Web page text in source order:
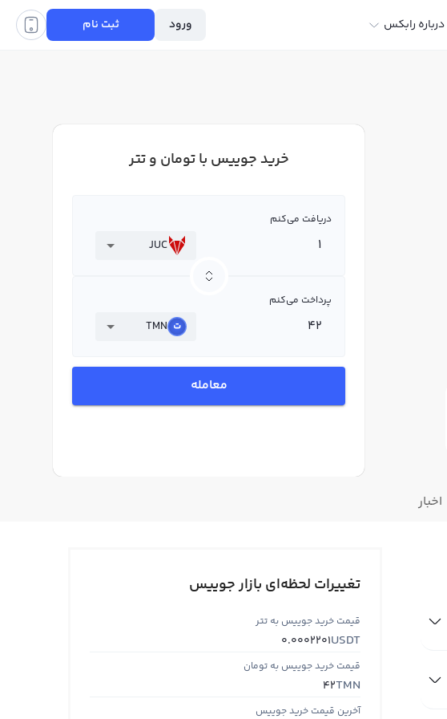
درباره رابکس ورود ثبت نام
خرید جوییس با تومان و تتر
دریافت می‌کنم
JUC
پرداخت می‌کنم
TMN
معامله
اخبار
تغییرات لحظه‌ای بازار جوییس
قیمت خرید جوییس به تتر
USDT
0.0002201
قیمت خرید جوییس به تومان
TMN
42
آخرین قیمت خرید جوییس